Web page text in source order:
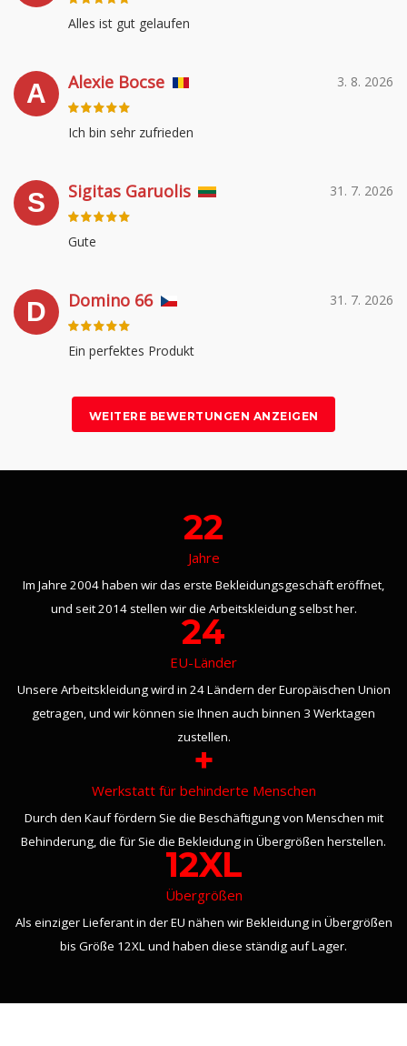
Alles ist gut gelaufen
A 3. 8. 2026
Alexie Bocse
Ich bin sehr zufrieden
S 31. 7. 2026
Sigitas Garuolis
Gute
D 31. 7. 2026
Domino 66
Ein perfektes Produkt
WEITERE BEWERTUNGEN ANZEIGEN
22
Jahre
Im Jahre 2004 haben wir das erste Bekleidungsgeschäft eröffnet,
und seit 2014 stellen wir die Arbeitskleidung selbst her.
24
EU-Länder
Unsere Arbeitskleidung wird in 24 Ländern der Europäischen Union
getragen, und wir können sie Ihnen auch binnen 3 Werktagen
zustellen.
+
Werkstatt für behinderte Menschen
Durch den Kauf fördern Sie die Beschäftigung von Menschen mit
Behinderung, die für Sie die Bekleidung in Übergrößen herstellen.
12XL
Übergrößen
Als einziger Lieferant in der EU nähen wir Bekleidung in Übergrößen
bis Größe 12XL und haben diese ständig auf Lager.